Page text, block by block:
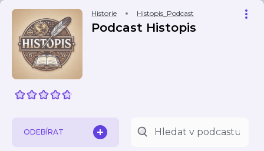
Historie Histopis_Podcast
Podcast Histopis
ODEBÍRAT